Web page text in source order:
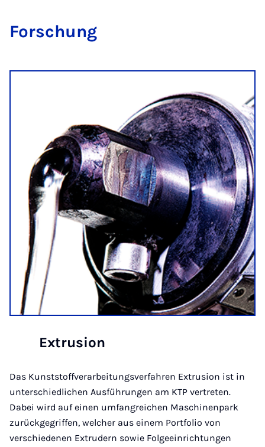
For­schung
Extrusion
Das Kunststoffverarbeitungsverfahren Extrusion ist in
unterschiedlichen Ausführungen am KTP vertreten.
Dabei wird auf einen umfangreichen Maschinenpark
zurückgegriffen, welcher aus einem Portfolio von
verschiedenen Extrudern sowie Folgeeinrichtungen